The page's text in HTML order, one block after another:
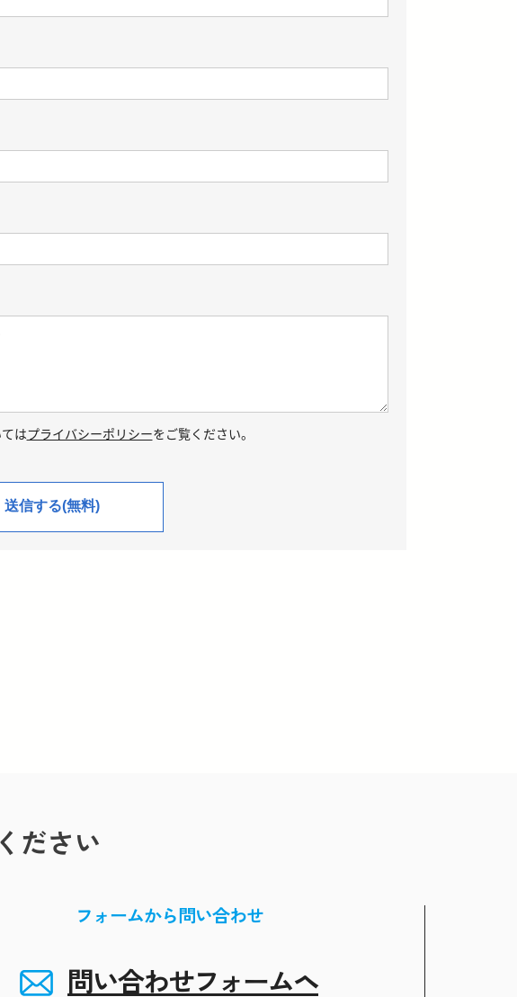
はプライバシーポリシーをご覧ください。
ださい
フォームから問い合わせ
問い合わせフォームヘ